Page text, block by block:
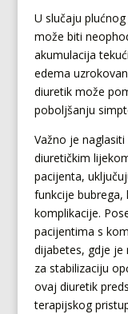
U slučaju
može biti
akumulacija
edema
diuretik može
poboljšanju
Važno je
diuretičkim
pacijenta,
funkcije bubrega,
komplikacije.
pacijentima s
dijabetes, gdje je
za stabilizaciju
ovaj diuretik
terapijskog